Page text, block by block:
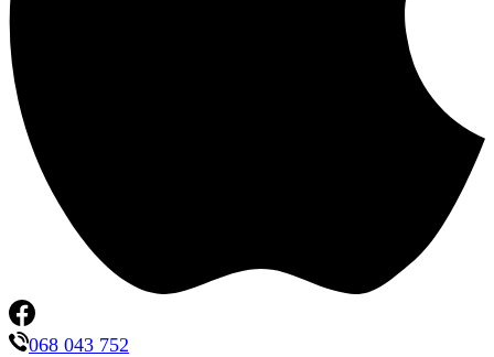
068 043 752